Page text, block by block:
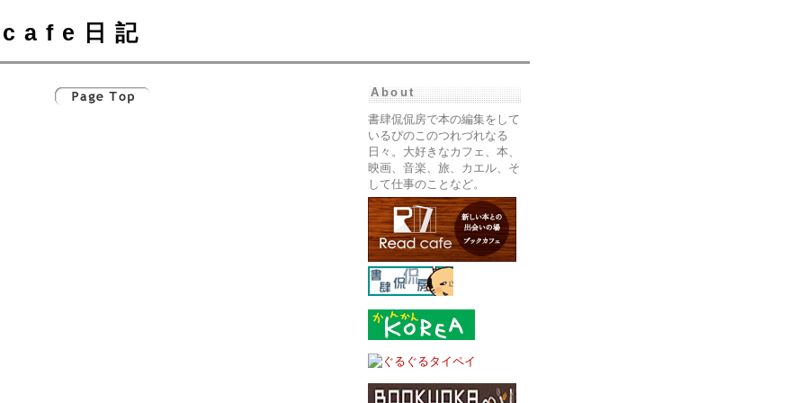
cafe日記
About
書肆侃侃房で本の編集をして
いるぴのこのつれづれなる
日々。大好きなカフェ、本、
映画、音楽、旅、カエル、そ
して仕事のことなど。